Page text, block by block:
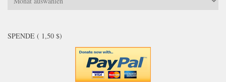
SPENDE ( 1,50 $)